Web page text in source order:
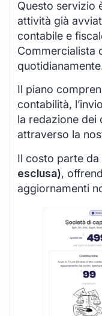
Questo servizio
attività già
contabile e
Commercialista
Il piano
contabilità,
la redazione dei
attraverso la
Il costo parte da
esclusa),
aggiornamenti